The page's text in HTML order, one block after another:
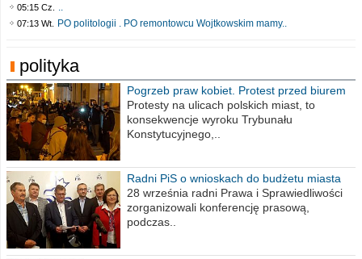
05:15 Cz. ..
07:13 Wt. PO politologii . PO remontowcu Wojtkowskim mamy..
polityka
Pogrzeb praw kobiet. Protest przed biurem
poselskim PiS
Protesty na ulicach polskich miast, to
konsekwencje wyroku Trybunału
Konstytucyjnego,..
Radni PiS o wnioskach do budżetu miasta
na 2021 rok
28 września radni Prawa i Sprawiedliwości
zorganizowali konferencję prasową,
podczas..